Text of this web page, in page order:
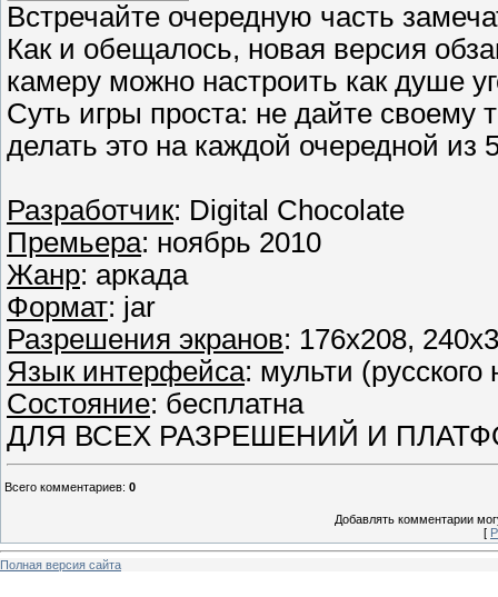
Встречайте очередную часть
Как и обещалось, новая версия
камеру можно настроить как душе
Суть игры проста: не дайте своему
делать это на каждой очередной из
Разработчик: Digital Chocolate
Премьера: ноябрь 2010
Жанр: аркада
Формат: jar
Разрешения экранов: 176x208,
Язык интерфейса: мульти (русского
Состояние: бесплатна
ДЛЯ ВСЕХ РАЗРЕШЕНИЙ И
Всего комментариев: 0
Добавлять комментарии
[
Полная версия сайта